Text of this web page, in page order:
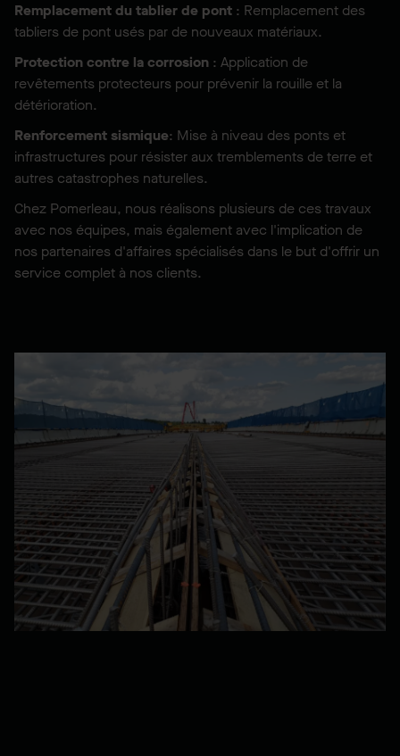
Remplacement du tablier de pont : Remplacement des
tabliers de pont usés par de nouveaux matériaux.
Protection contre la corrosion : Application de
revêtements protecteurs pour prévenir la rouille et la
détérioration.
Renforcement sismique: Mise à niveau des ponts et
infrastructures pour résister aux tremblements de terre et
autres catastrophes naturelles.
Chez Pomerleau, nous réalisons plusieurs de ces travaux
avec nos équipes, mais également avec l'implication de
nos partenaires d'affaires spécialisés dans le but d'offrir un
service complet à nos clients.